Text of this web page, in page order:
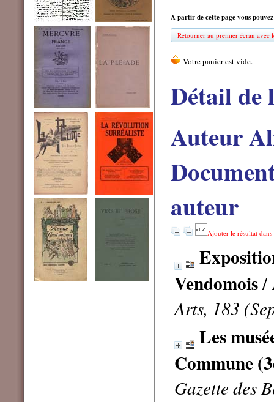
A partir de cette page vous
Retourner au premier écran avec
Détail de
Auteur
auteur
Ajouter le résultat
Vendomois/
Arts, 183
Les
Commune
Gazette des